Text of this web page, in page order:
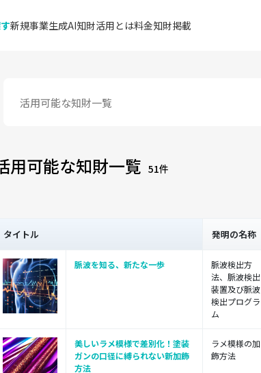
新規事業生成AI知財活用とは料金知財掲載
用可能な知財一覧 51件
タイトル 発明の名称
脈波を知る、新たな一歩
脈波検出方
法、脈波検出
装置及び脈波
検出プログラ
ム
美しいラメ模様で差別化！塗装
ガンの口径に縛られない新加飾
方法
ラメ模様の加
飾方法